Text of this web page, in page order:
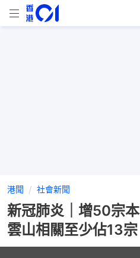
港聞 社會新聞
新冠肺炎｜增50宗
雲山相關至少佔13宗